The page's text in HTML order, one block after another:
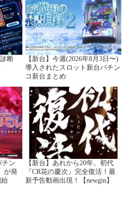
断
【新台】今週(2026年8月3日〜)
導入されたスロット新台パチン
コ新台まとめ
チン
が発
【新台】あれから20年。初代
『CR花の慶次』完全復活！最
新予告動画出現！【newgin】